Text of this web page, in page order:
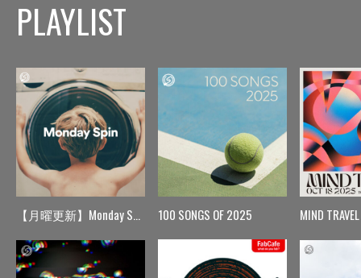
PLAYLIST
【月曜更新】Monday Spin 100 SONGS OF 2025 MIND TRAVEL